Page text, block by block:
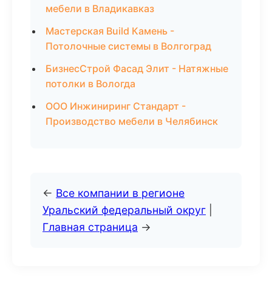
мебели в Владикавказ
Мастерская Build Камень -
Потолочные системы в Волгоград
БизнесСтрой Фасад Элит - Натяжные
потолки в Вологда
ООО Инжиниринг Стандарт -
Производство мебели в Челябинск
← Все компании в регионе
Уральский федеральный округ
Главная страница →